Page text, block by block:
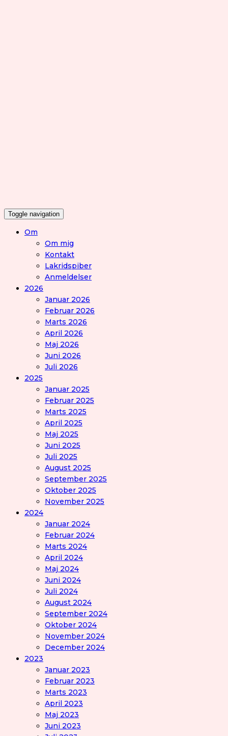
Toggle navigation
Om
Om mig
Kontakt
Lakridspiber
Anmeldelser
2026
Januar 2026
Februar 2026
Marts 2026
April 2026
Maj 2026
Juni 2026
Juli 2026
2025
Januar 2025
Februar 2025
Marts 2025
April 2025
Maj 2025
Juni 2025
Juli 2025
August 2025
September 2025
Oktober 2025
November 2025
2024
Januar 2024
Februar 2024
Marts 2024
April 2024
Maj 2024
Juni 2024
Juli 2024
August 2024
September 2024
Oktober 2024
November 2024
December 2024
2023
Januar 2023
Februar 2023
Marts 2023
April 2023
Maj 2023
Juni 2023